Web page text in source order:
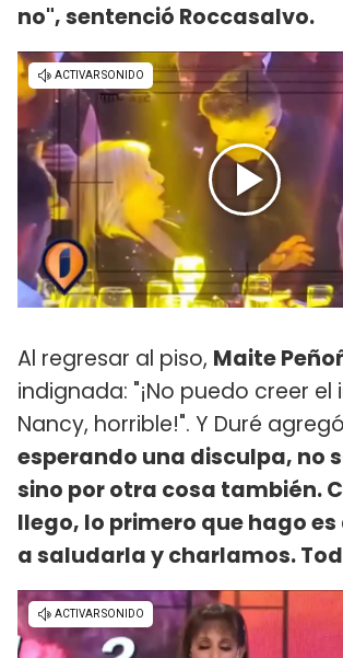
no", sentenció Roccasalvo.
Al regresar al piso, Maite
indignada: "¡No puedo creer el
Nancy, horrible!". Y Duré
esperando una disculpa, no
sino por otra cosa también.
llego, lo primero que hago
a saludarla y charlamos.